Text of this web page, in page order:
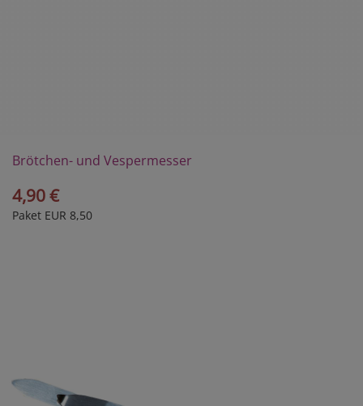
Brötchen- und Vespermesser
4,90 €
Paket EUR 8,50